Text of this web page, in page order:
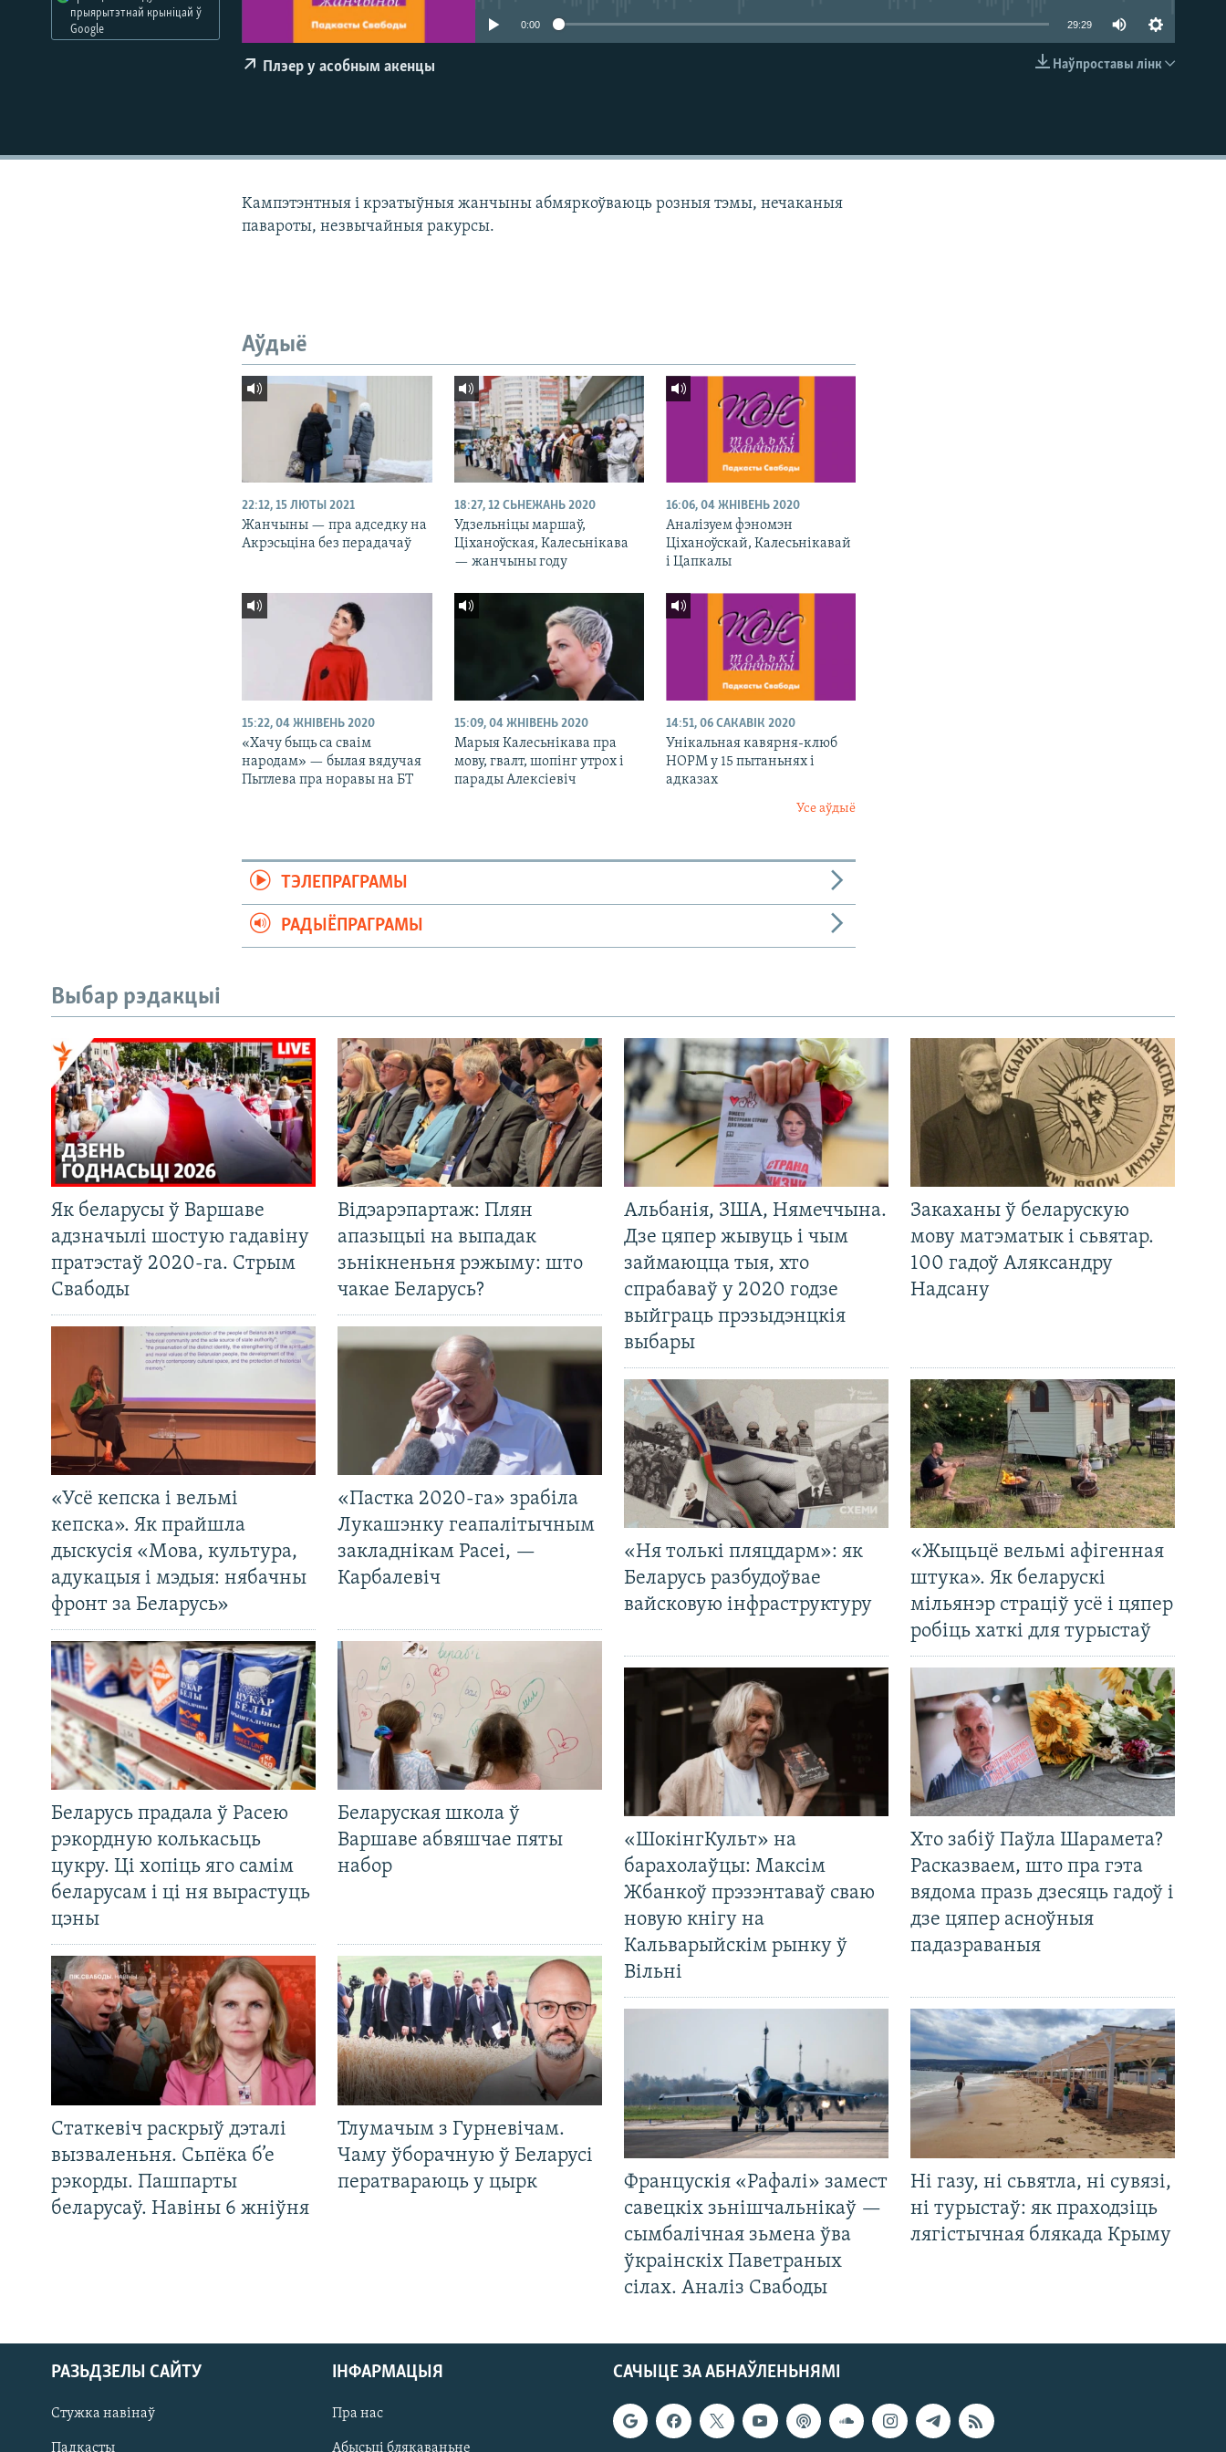
КАЛЯНДАР
НА ХВАЛЯХ СВАБОДЫ 0:00 29:29
Наўпроставы лінк
Плэер у асобным акенцы
прыярытэтнай крыніцай ў
Google
Kампэтэнтныя і крэатыўныя жанчыны абмяркоўваюць розныя тэмы, нечаканыя
павароты, незвычайныя ракурсы.
Аўдыё
22:12, 15 ЛЮТЫ 2021
Жанчыны — пра адседку на
Акрэсьціна без перадачаў
18:27, 12 СЬНЕЖАНЬ 2020
Удзельніцы маршаў,
Ціханоўская, Калесьнікава
— жанчыны году
16:06, 04 ЖНІВЕНЬ 2020
Аналізуем фэномэн
Ціханоўскай, Калесьнікавай
і Цапкалы
15:22, 04 ЖНІВЕНЬ 2020
«Хачу быць са сваім
народам» — былая вядучая
Пытлева пра норавы на БТ
15:09, 04 ЖНІВЕНЬ 2020
Марыя Калесьнікава пра
мову, гвалт, шопінг утрох і
парады Алексіевіч
14:51, 06 САКАВІК 2020
Унікальная кавярня-клюб
НОРМ у 15 пытаньнях і
адказах
Усе аўдыё
ТЭЛЕПРАГРАМЫ
РАДЫЁПРАГРАМЫ
Выбар рэдакцыі
Як беларусы ў Варшаве
адзначылі шостую гадавіну
пратэстаў 2020-га. Стрым
Свабоды
Відэарэпартаж: Плян
апазыцыі на выпадак
зьнікненьня рэжыму: што
чакае Беларусь?
«Усё кепска і вельмі
кепска». Як прайшла
дыскусія «Мова, культура,
адукацыя і мэдыя: нябачны
фронт за Беларусь»
«Пастка 2020-га» зрабіла
Лукашэнку геапалітычным
закладнікам Расеі, —
Карбалевіч
Беларусь прадала ў Расею
рэкордную колькасьць
цукру. Ці хопіць яго самім
беларусам і ці ня вырастуць
цэны
Беларуская школа ў
Варшаве абвяшчае пяты
набор
Статкевіч раскрыў дэталі
вызваленьня. Сьпёка б’е
рэкорды. Пашпарты
беларусаў. Навіны 6 жніўня
Тлумачым з Гурневічам.
Чаму ўборачную ў Беларусі
ператвараюць у цырк
Альбанія, ЗША, Нямеччына.
Дзе цяпер жывуць і чым
займаюцца тыя, хто
спрабаваў у 2020 годзе
выйграць прэзыдэнцкія
выбары
Закаханы ў беларускую
мову матэматык і сьвятар.
100 гадоў Аляксандру
Надсану
«Ня толькі пляцдарм»: як
Беларусь разбудоўвае
вайсковую інфраструктуру
«Жыцьцё вельмі афігенная
штука». Як беларускі
мільянэр страціў усё і цяпер
робіць хаткі для турыстаў
«ШокінгКульт» на
барахолаўцы: Максім
Жбанкоў прэзэнтаваў сваю
новую кнігу на
Кальварыйскім рынку ў
Вільні
Хто забіў Паўла Шарамета?
Расказваем, што пра гэта
вядома празь дзесяць гадоў і
дзе цяпер асноўныя
падазраваныя
Францускія «Рафалі» замест
савецкіх зьнішчальнікаў —
сымбалічная зьмена ўва
ўкраінскіх Паветраных
сілах. Аналіз Свабоды
Ні газу, ні сьвятла, ні сувязі,
ні турыстаў: як праходзіць
лягістычная блякада Крыму
САЧЫЦЕ ЗА АБНАЎЛЕНЬНЯМІ
РАЗЬДЗЕЛЫ САЙТУ
Стужка навінаў
Падкасты
ІНФАРМАЦЫЯ
Пра нас
Абысьці блякаваньне